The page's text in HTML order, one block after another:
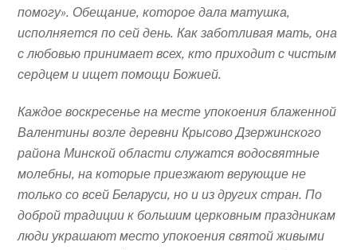
помогу». Обещание, которое дала матушка,
исполняется по сей день. Как заботливая мать, она
с любовью принимает всех, кто приходит с чистым
сердцем и ищет помощи Божией.
Каждое воскресенье на месте упокоения блаженной
Валентины возле деревни Крысово Дзержинского
района Минской области служатся водосвятные
молебны, на которые приезжают верующие не
только со всей Беларуси, но и из других стран. По
доброй традиции к большим церковным праздникам
люди украшают место упокоения святой живыми